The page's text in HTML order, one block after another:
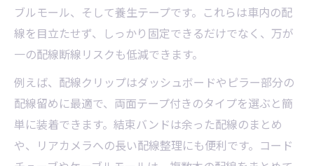
ブルモール、そして養生テープです。これらは車内の配
線を目立たせず、しっかり固定できるだけでなく、万が
一の配線断線リスクも低減できます。
例えば、配線クリップはダッシュボードやピラー部分の
配線留めに最適で、両面テープ付きのタイプを選ぶと簡
単に装着できます。結束バンドは余った配線のまとめ
や、リアカメラへの長い配線整理にも便利です。コード